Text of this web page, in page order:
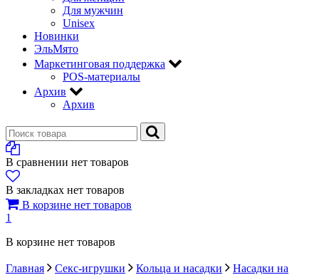
Для мужчин
Unisex
Новинки
ЭльМято
Маркетинговая поддержка
POS-материалы
Архив
Архив
В сравнении нет товаров
В закладках нет товаров
В корзине нет товаров
1
В корзине нет товаров
Главная Секс-игрушки Кольца и насадки
Насадки на